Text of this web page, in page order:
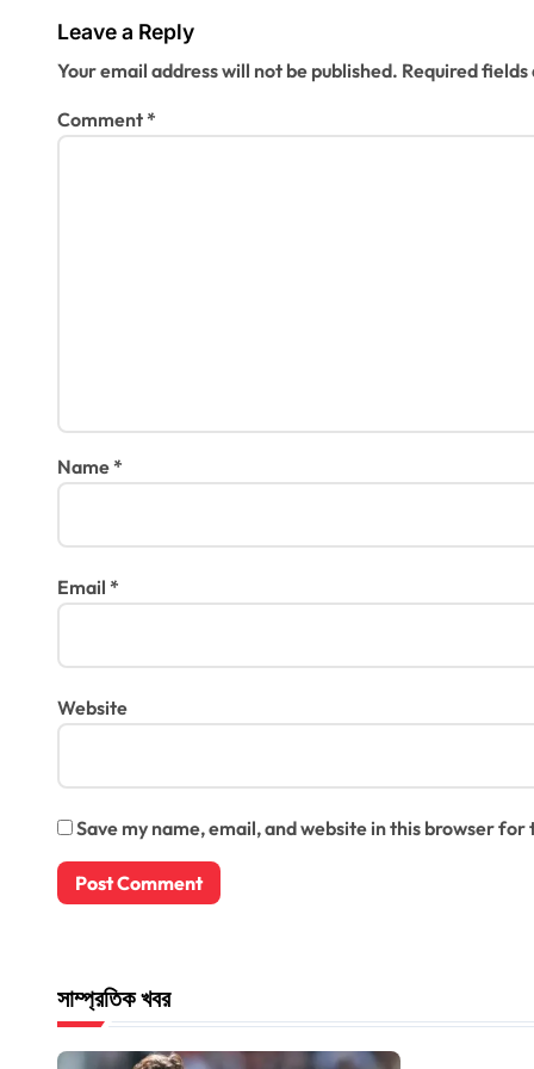
Leave a Reply
Your email address will not be published. Required
Comment*
Name*
Email *
Website
Save my name, email, and website in this browser
সাম্প্রতিক খবর